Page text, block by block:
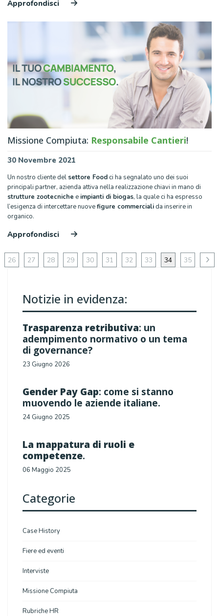
Approfondisci
Missione Compiuta: Responsabile Cantieri!
30 Novembre 2021
Un nostro cliente del settore Food ci ha segnalato uno dei suoi
principali partner, azienda attiva nella realizzazione chiavi in mano di
strutture zootecniche e impianti di biogas, la quale ci ha espresso
l’esigenza di intercettare nuovefigure commercialida inserire in
organico.
Approfondisci
26 27 28 29 30 31 32 33 34 35
Notizie in evidenza:
Trasparenza retributiva: un
adempimento normativo o un tema
di governance?
23 Giugno 2026
Gender Pay Gap: come si stanno
muovendo le aziende italiane.
24 Giugno 2025
La mappatura di ruoli e
competenze.
06 Maggio 2025
Categorie
Case History
Fiere ed eventi
Interviste
Missione Compiuta
Rubriche HR